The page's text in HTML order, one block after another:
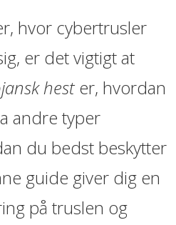
hvor cybertrusler
er det vigtigt at
hester, hvordan
andre typer
du bedst beskytter
guide giver dig en
på truslen og